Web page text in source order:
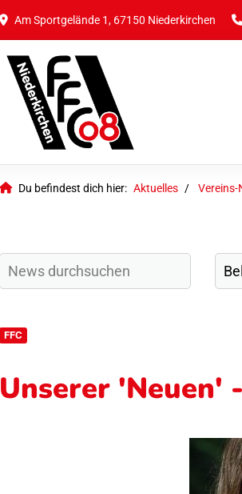
Am Sportgelände 1, 67150 Niederkirchen
Du befindest dich hier: Aktuelles Vereins-
FFC
Unserer 'Neuen'